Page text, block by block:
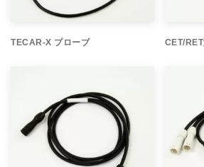
TECAR-X プローブ CET/